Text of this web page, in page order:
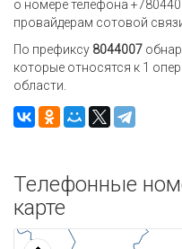
о номере телефона
провайдерам сотовой
По префиксу 8044007
которые относятся к 1
области.
Телефонные
карте